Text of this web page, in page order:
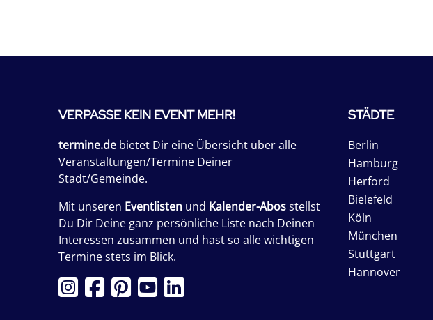
VERPASSE KEIN EVENT MEHR!
termine.de bietet Dir eine Übersicht über alle
Veranstaltungen/Termine Deiner
Stadt/Gemeinde.
Mit unseren Eventlisten und Kalender-Abosstellst
Du Dir Deine ganz persönliche Liste nach Deinen
Interessen zusammen und hast so alle wichtigen
Termine stets im Blick.
STÄDTE
Berlin
Hamburg
Herford
Bielefeld
Köln
München
Stuttgart
Hannover